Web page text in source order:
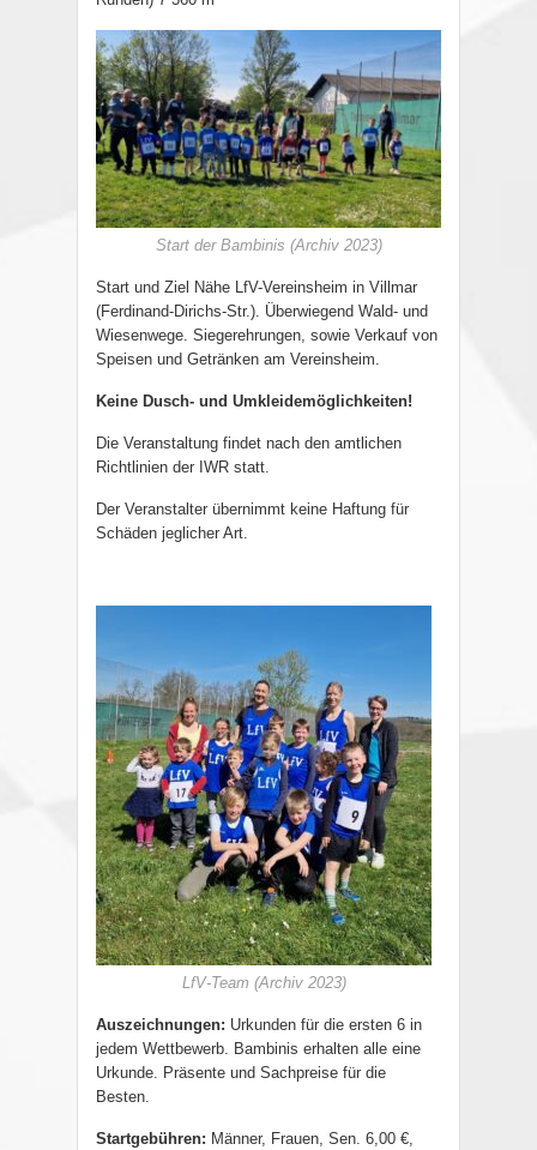
Start der Bambinis (Archiv 2023)
Start und Ziel Nähe LfV-Vereinsheim in Villmar
(Ferdinand-Dirichs-Str.). Überwiegend Wald- und
Wiesenwege. Siegerehrungen, sowie Verkauf von
Speisen und Getränken am Vereinsheim.
Keine Dusch- und Umkleidemöglichkeiten!
Die Veranstaltung findet nach den amtlichen
Richtlinien der IWR statt.
Der Veranstalter übernimmt keine Haftung für
Schäden jeglicher Art.
LfV-Team (Archiv 2023)
Auszeichnungen: Urkunden für die ersten 6 in
jedem Wettbewerb. Bambinis erhalten alle eine
Urkunde. Präsente und Sachpreise für die
Besten.
Startgebühren: Männer, Frauen, Sen. 6,00 €,